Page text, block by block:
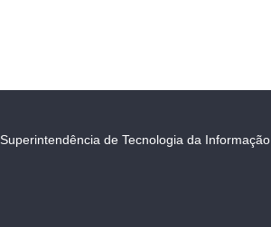
Superintendência de Tecnologia da Informação